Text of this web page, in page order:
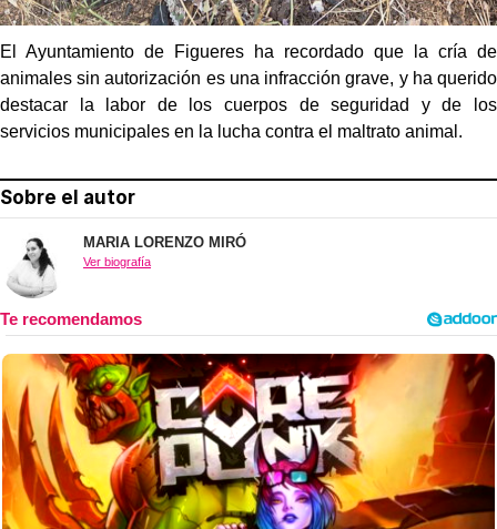
El Ayuntamiento de Figueres ha recordado que la cría de
animales sin autorización es una infracción grave, y ha querido
destacar la labor de los cuerpos de seguridad y de los
servicios municipales en la lucha contra el maltrato animal.
Sobre el autor
MARIA LORENZO MIRÓ
Ver biografía